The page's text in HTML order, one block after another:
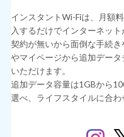
インスタントWi-Fiは、月額
入するだけでインターネッ
契約が無いから面倒な手続
やマイページから追加デー
いただけます。
追加データ容量は1GBから
選べ、ライフスタイルに合わ